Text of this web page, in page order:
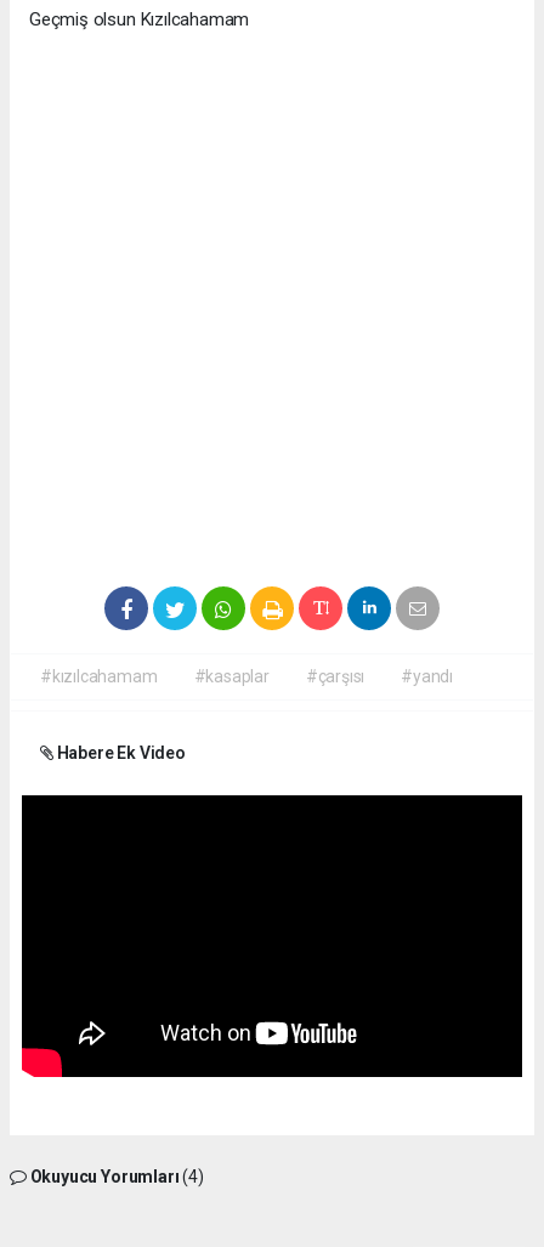
Geçmiş olsun Kızılcahamam
#kızılcahamam #kasaplar #çarşısı #yandı
Habere Ek Video
Okuyucu Yorumları(4)